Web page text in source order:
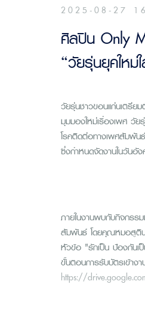
2025-08-27
ศิลปิน Only
“วัยรุ่นยุคใหม่
วัยรุ่นชาวขอนแก่นเตรี
มุมมองใหม่เรื่องเพศ วัย
โรคติดต่อทางเพศสัมพั
ซึ่งกำหนดจัดงานในวัน
ภายในงานพบกับกิจกรร
สัมพันธ์ โดยคุณหมอสูติน
หัวข้อ "รักเป็น ป้องกันเ
ขั้นตอนการรับบัตรเข้างา
https://